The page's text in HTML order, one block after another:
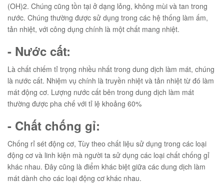
(OH)2. Chúng cũng tồn tại ở dạng lỏng, không mùi và tan trong
nước. Chúng thường được sử dụng trong các hệ thống làm ấm,
tản nhiệt, với công dụng chính là một chất mang nhiệt.
- Nước cất:
Là chất chiếm tỉ trọng nhiều nhất trong dung dịch làm mát, chúng
là nước cất. Nhiệm vụ chính là truyền nhiệt và tản nhiệt từ đó làm
mát động cơ. Lượng nước cất bên trong dung dịch làm mát
thường được pha chế với tỉ lệ khoảng 60%
- Chất chống gỉ:
Chống rỉ sét động cơ, Tùy theo chất liệu sử dụng trong các loại
động cơ và linh kiện mà người ta sử dụng các loại chất chống gỉ
khác nhau. Đây cũng là điểm khác biệt giữa các dung dịch làm
mát dành cho các loại động cơ khác nhau.